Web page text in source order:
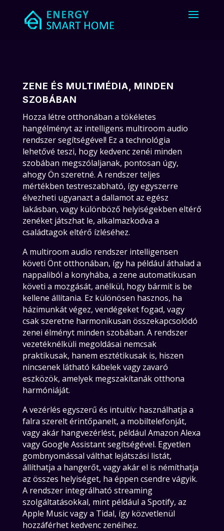
ZENE ÉS MULTIMÉDIA, MINDEN
SZOBÁBAN
Hozza létre otthonában a tökéletes
hangélményt az intelligens multiroom audio
rendszer segítségével! Ez a technológia
lehetővé teszi, hogy kedvenc zenéi minden
szobában megszólaljanak, pontosan úgy,
ahogy Ön szeretné. A rendszer teljes
mértékben testreszabható, így egyszerre
élvezheti ugyanazt a dallamot az egész
lakásban, vagy különböző helyiségekben eltérő
zenéket játszhat le, alkalmazkodva a
családtagok eltérő ízléséhez.
A multiroom audio rendszer intelligensen
követi Önt otthonában, így ha például áthalad a
nappaliból a konyhába, a zene automatikusan
követi a mozgását, anélkül, hogy bármit is be
kellene állítania. Ez különösen hasznos, ha
házimunkát végez, vendégeket fogad, vagy
csak szeretne harmonikusan összekapcsolódó
zenei élményt minden szobában. A rendszer
vezetéknélküli megoldásai nemcsak
praktikusak, hanem esztétikusak is, hiszen
nincsenek látható kábelek vagy zavaró
eszközök, amelyek megszakítanák otthona
harmóniáját.
A vezérlés egyszerű és intuitív: használhatja a
falra szerelt érintőpanelt, a mobiltelefonját,
vagy akár hangvezérlést, például Amazon Alexa
vagy Google Assistant segítségével. Egyetlen
gombnyomással válthat lejátszási listát,
állíthatja a hangerőt, vagy akár el is némíthatja
az összes helyiséget, ha éppen csendre vágyik.
A rendszer integrálható streaming
szolgáltatásokkal, mint például a Spotify, az
Apple Music vagy a Tidal, így közvetlenül
hozzáférhet kedvenc zenéihez.